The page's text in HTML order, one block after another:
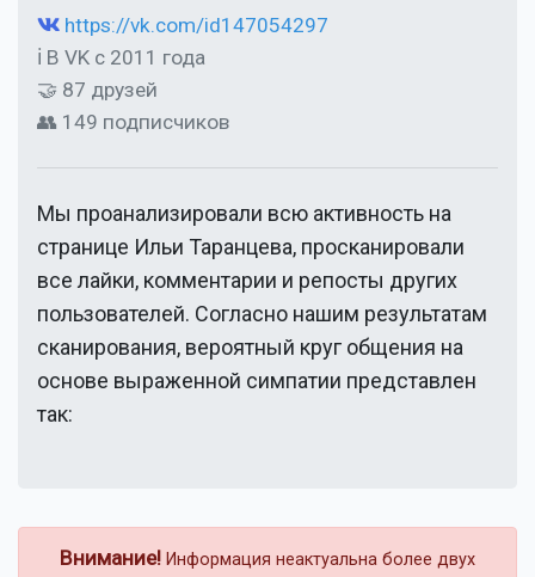
https://vk.com/id147054297
ℹ В VK с 2011 года
🤝 87 друзей
👥 149 подписчиков
Мы проанализировали всю активность на
странице Ильи Таранцева, просканировали
все лайки, комментарии и репосты других
пользователей. Согласно нашим результатам
сканирования, вероятный круг общения на
основе выраженной симпатии представлен
так:
Внимание! Информация неактуальна более двух